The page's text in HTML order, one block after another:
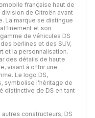
française haut de
de Citroën avant
La marque se distingue
et son
de véhicules DS
berlines et des SUV,
et la personnalisation.
des détails de haute
visant à offrir une
Le logo DS,
symbolise l'héritage de
distinctive de DS en tant
constructeurs, DS